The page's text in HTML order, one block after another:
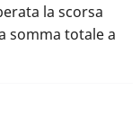
la scorsa
somma totale a